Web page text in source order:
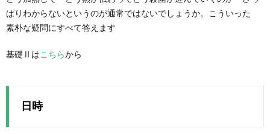
ぱりわからないというのが通常ではないでしょうか。こういった
素朴な疑問にすべて答えます
基礎Ⅱはこちらから
日時